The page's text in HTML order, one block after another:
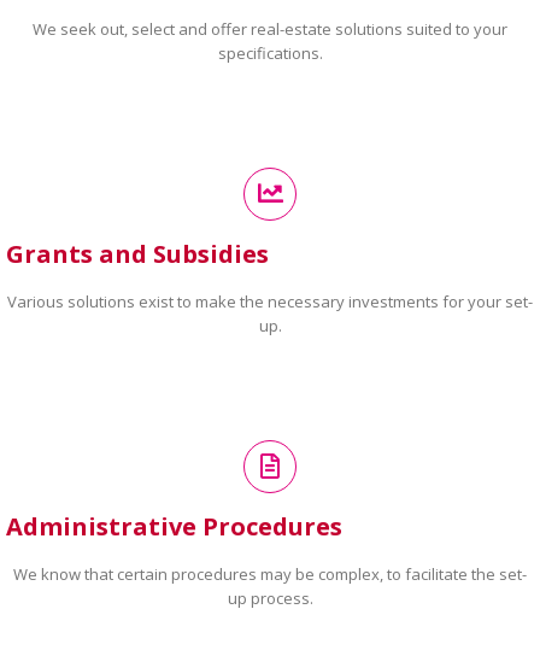
We seek out, select and offer real-estate solutions suited to your
specifications.
Grants and Subsidies
Various solutions exist to make the necessary investments for your set-
up.
Administrative Procedures
We know that certain procedures may be complex, to facilitate the set-
up process.